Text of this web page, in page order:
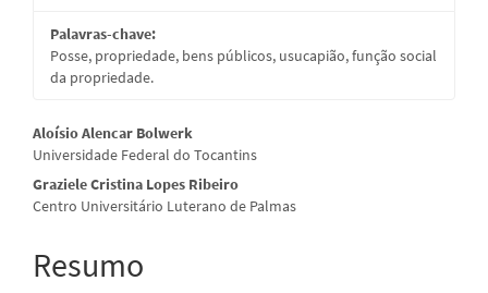
Palavras-chave:
Posse, propriedade, bens públicos, usucapião, função social
da propriedade.
Conteúdo
do
artigo
principal
Aloísio Alencar Bolwerk
Universidade Federal do Tocantins
Graziele Cristina Lopes Ribeiro
Centro Universitário Luterano de Palmas
Resumo